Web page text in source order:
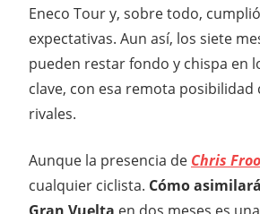
Eneco Tour y, sobre todo,
expectativas. Aun así, los siete
pueden restar fondo y chispa en
clave, con esa remota posibilidad
rivales.
Aunque la presencia de Chris
cualquier ciclista. Cómo